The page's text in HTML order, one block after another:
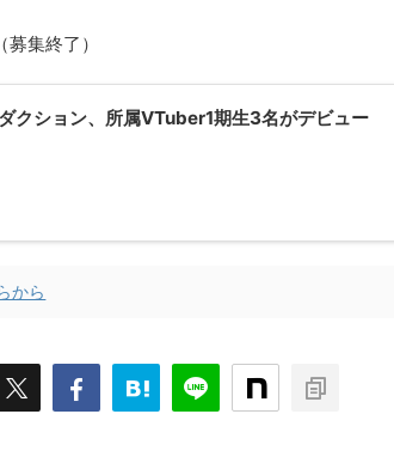
（募集終了）
クション、所属VTuber1期生3名がデビュー
から